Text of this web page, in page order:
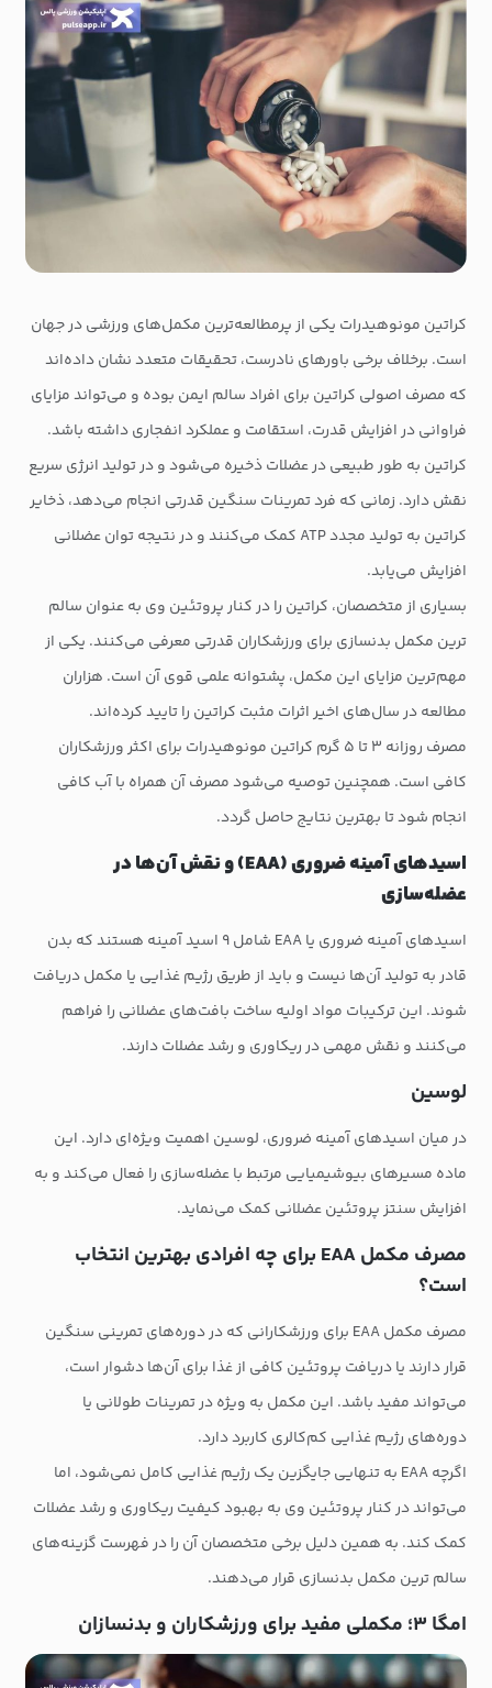
کراتین مونوهیدرات یکی از پرمطالعه‌ترین مکمل‌های ورزشی در جهان
است. برخلاف برخی باورهای نادرست، تحقیقات متعدد نشان داده‌اند
که مصرف اصولی کراتین برای افراد سالم ایمن بوده و می‌تواند مزایای
فراوانی در افزایش قدرت، استقامت و عملکرد انفجاری داشته باشد.
کراتین به طور طبیعی در عضلات ذخیره می‌شود و در تولید انرژی سریع
نقش دارد. زمانی که فرد تمرینات سنگین قدرتی انجام می‌دهد، ذخایر
کراتین به تولید مجدد ATP کمک می‌کنند و در نتیجه توان عضلانی
افزایش می‌یابد.
بسیاری از متخصصان، کراتین را در کنار پروتئین وی به عنوان سالم
ترین مکمل بدنسازی برای ورزشکاران قدرتی معرفی می‌کنند. یکی از
مهم‌ترین مزایای این مکمل، پشتوانه علمی قوی آن است. هزاران
مطالعه در سال‌های اخیر اثرات مثبت کراتین را تایید کرده‌اند.
مصرف روزانه ۳ تا ۵ گرم کراتین مونوهیدرات برای اکثر ورزشکاران
کافی است. همچنین توصیه می‌شود مصرف آن همراه با آب کافی
انجام شود تا بهترین نتایج حاصل گردد.
اسیدهای آمینه ضروری (EAA) و نقش آن‌ها در
عضله‌سازی
اسیدهای آمینه ضروری یا EAA شامل ۹ اسید آمینه هستند که بدن
قادر به تولید آن‌ها نیست و باید از طریق رژیم غذایی یا مکمل دریافت
شوند. این ترکیبات مواد اولیه ساخت بافت‌های عضلانی را فراهم
می‌کنند و نقش مهمی در ریکاوری و رشد عضلات دارند.
لوسین
در میان اسیدهای آمینه ضروری، لوسین اهمیت ویژه‌ای دارد. این
ماده مسیرهای بیوشیمیایی مرتبط با عضله‌سازی را فعال می‌کند و به
افزایش سنتز پروتئین عضلانی کمک می‌نماید.
مصرف مکمل EAA برای چه افرادی بهترین انتخاب
است؟
مصرف مکمل EAA برای ورزشکارانی که در دوره‌های تمرینی سنگین
قرار دارند یا دریافت پروتئین کافی از غذا برای آن‌ها دشوار است،
می‌تواند مفید باشد. این مکمل به ویژه در تمرینات طولانی یا
دوره‌های رژیم غذایی کم‌کالری کاربرد دارد.
اگرچه EAA به تنهایی جایگزین یک رژیم غذایی کامل نمی‌شود، اما
می‌تواند در کنار پروتئین وی به بهبود کیفیت ریکاوری و رشد عضلات
کمک کند. به همین دلیل برخی متخصصان آن را در فهرست گزینه‌های
سالم ترین مکمل بدنسازی قرار می‌دهند.
امگا ۳؛ مکملی مفید برای ورزشکاران و بدنسازان